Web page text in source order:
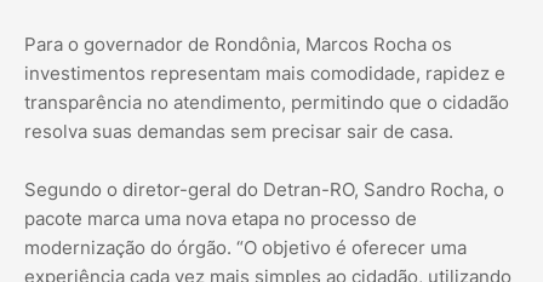
Para o governador de Rondônia, Marcos Rocha os
investimentos representam mais comodidade, rapidez e
transparência no atendimento, permitindo que o cidadão
resolva suas demandas sem precisar sair de casa.
Segundo o diretor-geral do Detran-RO, Sandro Rocha, o
pacote marca uma nova etapa no processo de
modernização do órgão. “O objetivo é oferecer uma
experiência cada vez mais simples ao cidadão, utilizando